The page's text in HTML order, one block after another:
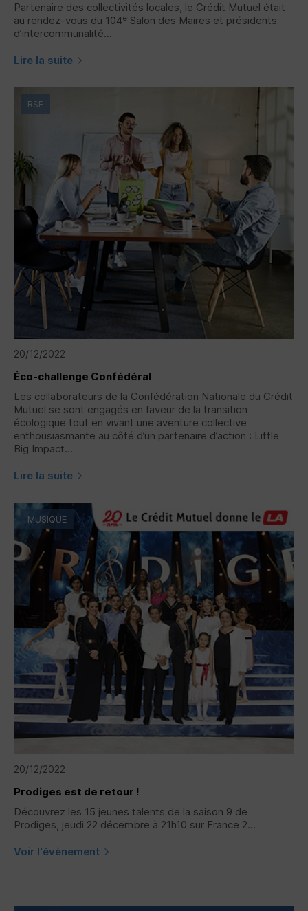
Partenaire des collectivités locales, le Crédit Mutuel était
au rendez-vous du 104e Salon des Maires et présidents
d’intercommunalité...
Lire la suite
20/12/2022
Éco-challenge Confédéral
Les collaborateurs de la Confédération Nationale du Crédit
Mutuel se sont engagés en faveur de la transition
écologique tout en vivant une aventure collective
enthousiasmante au côté d’un partenaire d’action : Little
Big Impact...
Lire la suite
RSE
20/12/2022
Prodiges est de retour !
Découvrez les 15 jeunes talents de la saison 9 de
Prodiges, jeudi 22 décembre à 21h10 sur France 2...
Voir l'évènement
MUSIQUE